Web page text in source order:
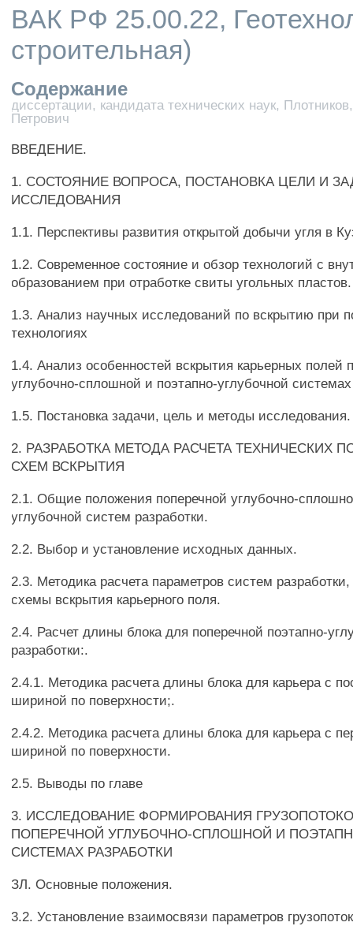
ВАК РФ 25.00.22,
строительная)
Содержание
диссертации, кандидата технических наук,
Петрович
ВВЕДЕНИЕ.
1. СОСТОЯНИЕ ВОПРОСА, ПОСТАНОВКА ЦЕЛИ И
ИССЛЕДОВАНИЯ
1.1. Перспективы развития открытой добычи угля в
1.2. Современное состояние и обзор технологий с
образованием при отработке свиты угольных пластов.
1.3. Анализ научных исследований по вскрытию при
технологиях
1.4. Анализ особенностей вскрытия карьерных полей
углубочно-сплошной и поэтапно-углубочной
1.5. Постановка задачи, цель и методы исследования.
2. РАЗРАБОТКА МЕТОДА РАСЧЕТА ТЕХНИЧЕСКИХ
СХЕМ ВСКРЫТИЯ
2.1. Общие положения поперечной углубочно-
углубочной систем разработки.
2.2. Выбор и установление исходных данных.
2.3. Методика расчета параметров систем
схемы вскрытия карьерного поля.
2.4. Расчет длины блока для поперечной поэтапно-
разработки:.
2.4.1. Методика расчета длины блока для карьера с
шириной по поверхности;.
2.4.2. Методика расчета длины блока для карьера с
шириной по поверхности.
2.5. Выводы по главе
3. ИССЛЕДОВАНИЕ ФОРМИРОВАНИЯ
ПОПЕРЕЧНОЙ УГЛУБОЧНО-СПЛОШНОЙ И
СИСТЕМАХ РАЗРАБОТКИ
ЗЛ. Основные положения.
3.2. Установление взаимосвязи параметров